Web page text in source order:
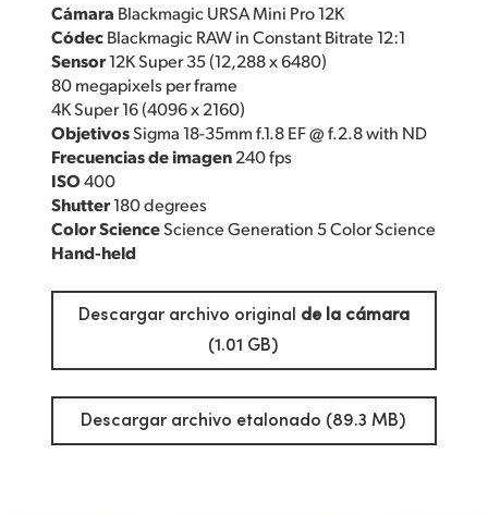
Cámara Blackmagic URSA Mini Pro 12K
CódecBlackmagic RAW in Constant Bitrate 12:1
Sensor12K Super 35 (12,288 x 6480)
80 megapixels per frame
4K Super 16 (4096 x 2160)
ObjetivosSigma 18-35mm f.1.8 EF @ f.2.8 with ND
Frecuencias de imagen240 fps
ISO400
Shutter180 degrees
Color ScienceScience Generation 5 Color Science
Hand-held
Descargar archivo original de la cámara
(1.01 GB)
Descargar archivo etalonado (89.3 MB)